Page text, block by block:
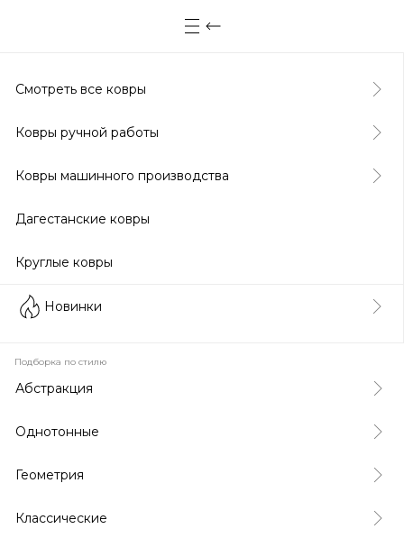
Смотреть все ковры
Ковры ручной работы
Ковры машинного производства
Дагестанские ковры
Круглые ковры
Новинки
Подборка по стилю
Абстракция
Однотонные
Геометрия
Классические